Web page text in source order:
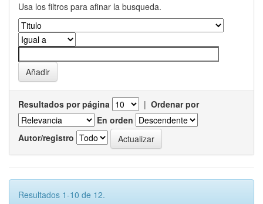
Usa los filtros para afinar la busqueda.
Resultados por página | Ordenar por
En orden
Autor/registro
Resultados 1-10 de 12.